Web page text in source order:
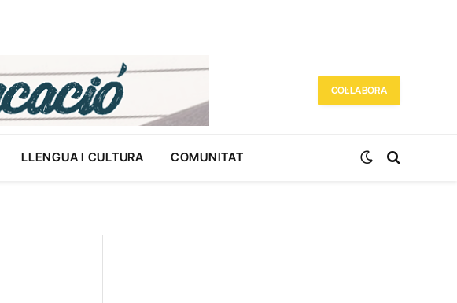
COL·LABORA
LLENGUA I CULTURA COMUNITAT